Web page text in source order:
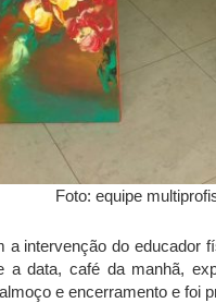
Foto: equipe
a intervenção do educador
a data, café da manhã,
e encerramento e foi